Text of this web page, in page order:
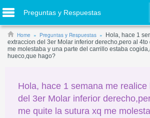
Preguntas y Respuestas
Home Preguntas y Respuestas
Hola, hace 1
extraccion del 3er Molar inferior derecho,pero al 4to
me molestaba y una parte del carrillo estaba
hueco,que hago?
Hola, hace 1 semana me realice
del 3er Molar inferior
me quite la sutura xq me